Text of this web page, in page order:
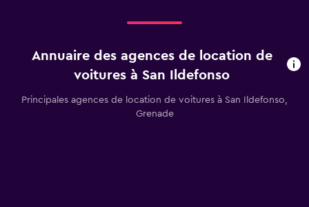
Annuaire des agences de location de
voitures à San Ildefonso
Principales agences de location de voitures à San Ildefonso,
Grenade